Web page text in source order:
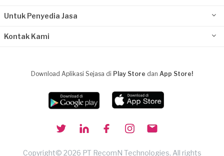
Untuk Penyedia Jasa
Kontak Kami
Download Aplikasi Sejasa di Play Store dan App Store!
Copyright© 2026 PT RecomN Technologies, All rights